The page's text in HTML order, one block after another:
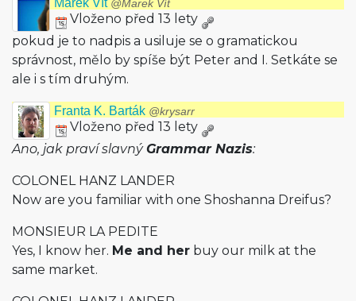
Marek Vít @Marek Vít
Vloženo před 13 lety
pokud je to nadpis a usiluje se o gramatickou
správnost, mělo by spíše být Peter and I. Setkáte se
ale i s tím druhým.
Franta K. Barták @krysarr
Vloženo před 13 lety
Ano, jak praví slavnýGrammar Nazis:
COLONEL HANZ LANDER
Now are you familiar with one Shoshanna Dreifus?
MONSIEUR LA PEDITE
Yes, I know her. Me and her buy our milk at the
same market.